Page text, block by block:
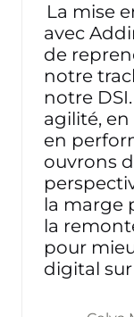
La mise
avec
de
notre
notre
agilité,
en
ouvrons
la marge
la
pour
digital